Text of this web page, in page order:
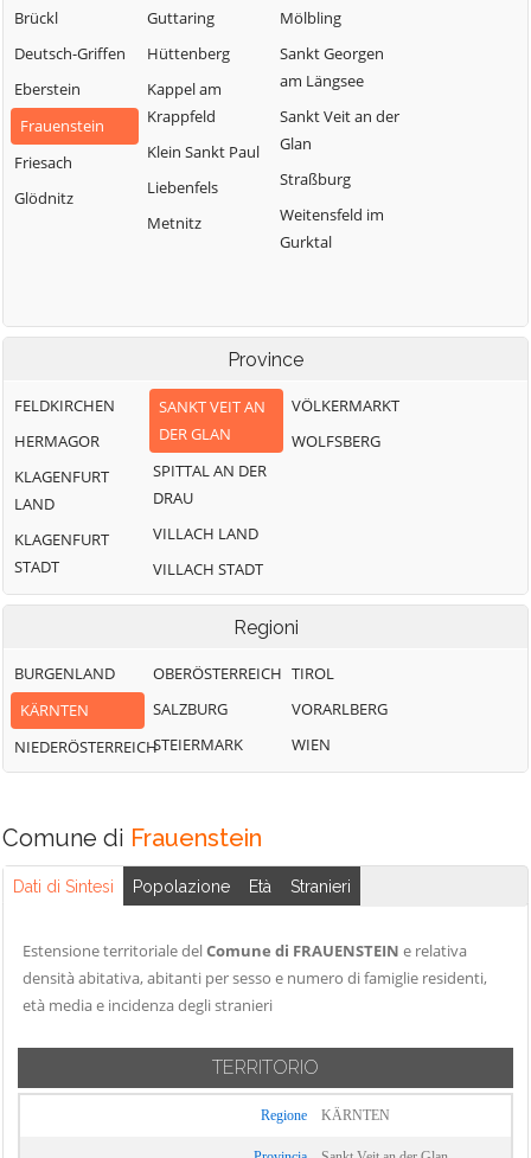
Brückl
Deutsch-Griffen
Eberstein
Frauenstein
Friesach
Glödnitz
Guttaring
Hüttenberg
Kappel am
Krappfeld
Klein Sankt Paul
Liebenfels
Metnitz
Mölbling
Sankt Georgen
am Längsee
Sankt Veit an der
Glan
Straßburg
Weitensfeld im
Gurktal
Province
FELDKIRCHEN
HERMAGOR
KLAGENFURT
LAND
KLAGENFURT
STADT
SANKT VEIT AN
DER GLAN
SPITTAL AN DER
DRAU
VILLACH LAND
VILLACH STADT
VÖLKERMARKT
WOLFSBERG
Regioni
BURGENLAND
KÄRNTEN
NIEDERÖSTERREICH
OBERÖSTERREICH
SALZBURG
STEIERMARK
TIROL
VORARLBERG
WIEN
Comune di Frauenstein
Dati di Sintesi Popolazione Età Stranieri
Estensione territoriale delComune di FRAUENSTEIN e relativa
densità abitativa, abitanti per sesso e numero di famiglie residenti,
età media e incidenza degli stranieri
TERRITORIO
Regione KÄRNTEN